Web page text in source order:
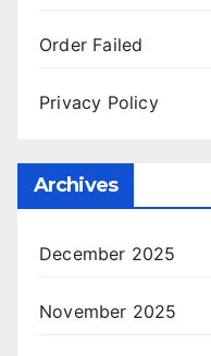
Order Failed
Privacy Policy
Archives
December 2025
November 2025